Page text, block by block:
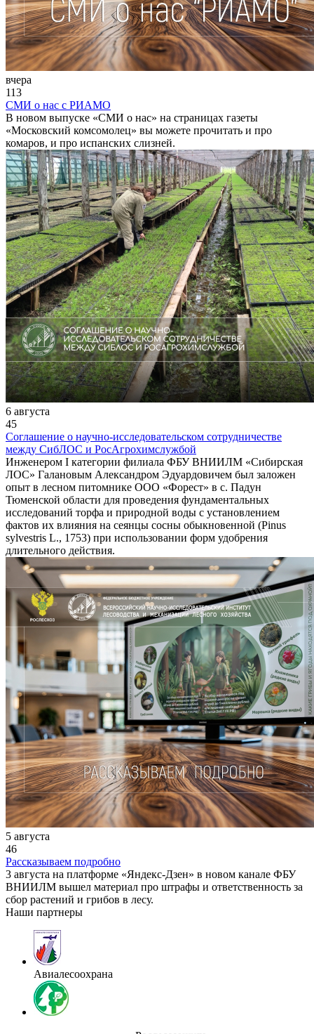
вчера
113
СМИ о нас с РИАМО
В новом выпуске «СМИ о нас» на страницах газеты
«Московский комсомолец» вы можете прочитать и про
комаров, и про испанских слизней.
6 августа
45
Соглашение о научно-исследовательском сотрудничестве
между СибЛОС и РосАгрохимслужбой
Инженером I категории филиала ФБУ ВНИИЛМ «Сибирская
ЛОС» Галановым Александром Эдуардовичем был заложен
опыт в лесном питомнике ООО «Форест» в с. Падун
Тюменской области для проведения фундаментальных
исследований торфа и природной воды с установлением
фактов их влияния на сеянцы сосны обыкновенной (Pinus
sylvestris L., 1753) при использовании форм удобрения
длительного действия.
5 августа
46
Рассказываем подробно
3 августа на платформе «Яндекс-Дзен» в новом канале ФБУ
ВНИИЛМ вышел материал про штрафы и ответственность за
сбор растений и грибов в лесу.
Наши партнеры
Авиалесоохрана